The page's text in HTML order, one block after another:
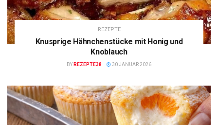
REZEPTE
Knusprige Hähnchenstücke mit Honig und
Knoblauch
BY REZEPTE38 30 JANUAR 2026